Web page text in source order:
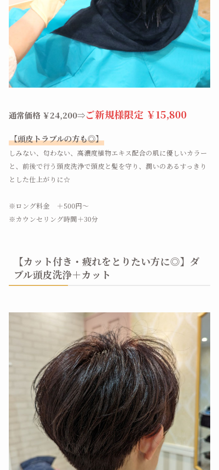
通常価格 ￥24,200⇒ご新規様限定 ￥15,800
【頭皮トラブルの方も◎】
しみない、匂わない、高濃度植物エキス配合の肌に優しいカラー
と、前後で行う頭皮洗浄で頭皮と髪を守り、潤いのあるすっきり
とした仕上がりに☆
※ロング料金 ＋500円～
※カウンセリング時間＋30分
【カット付き・疲れをとりたい方に◎】ダ
ブル頭皮洗浄＋カット